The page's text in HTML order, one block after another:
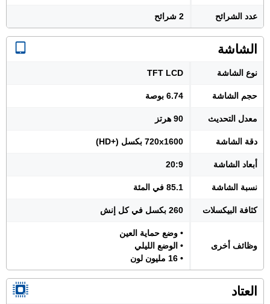
عدد الشرائح 2 شرائح
الشاشة
نوع الشاشة TFT LCD
حجم الشاشة 6.74 بوصة
معدل التحديث 90 هرتز
دقة الشاشة 720x1600 بكسل (+HD)
أبعاد الشاشة 20:9
نسبة الشاشة 85.1 في المئة
كثافة البيكسلات 260 بكسل في كل إنش
وظائف أخرى
• وضع حماية العين
• الوضع الليلي
• 16 مليون لون
العتاد